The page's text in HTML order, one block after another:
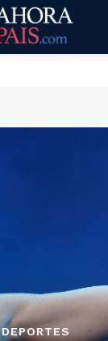
DEPORTES